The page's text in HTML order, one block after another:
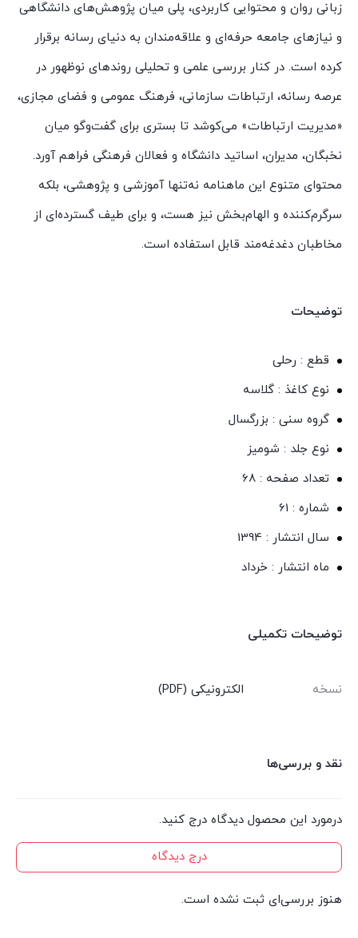
زبانی روان و محتوایی کاربردی، پلی میان پژوهش‌های دانشگاهی
و نیازهای جامعه حرفه‌ای و علاقه‌مندان به دنیای رسانه برقرار
کرده است. در کنار بررسی علمی و تحلیلی روندهای نوظهور در
عرصه رسانه، ارتباطات سازمانی، فرهنگ عمومی و فضای مجازی،
«مدیریت ارتباطات» می‌کوشد تا بستری برای گفت‌وگو میان
نخبگان، مدیران، اساتید دانشگاه و فعالان فرهنگی فراهم آورد.
محتوای متنوع این ماهنامه نه‌تنها آموزشی و پژوهشی، بلکه
سرگرم‌کننده و الهام‌بخش نیز هست، و برای طیف گسترده‌ای از
مخاطبان دغدغه‌مند قابل استفاده است.
توضیحات
قطع : رحلی
نوع کاغذ : گلاسه
گروه سنی : بزرگسال
نوع جلد : شومیز
تعداد صفحه : 68
شماره : 61
سال انتشار : 1394
ماه انتشار : خرداد
توضیحات تکمیلی
نسخه الکترونیکی (PDF)
نقد و بررسی‌ها
درمورد این محصول دیدگاه درج کنید.
درج دیدگاه
هنوز بررسی‌ای ثبت نشده است.